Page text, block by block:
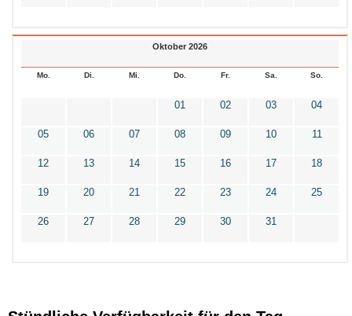
Oktober 2026
Mo. Di. Mi. Do. Fr. Sa. So.
01 02 03 04
05 06 07 08 09 10 11
12 13 14 15 16 17 18
19 20 21 22 23 24 25
26 27 28 29 30 31